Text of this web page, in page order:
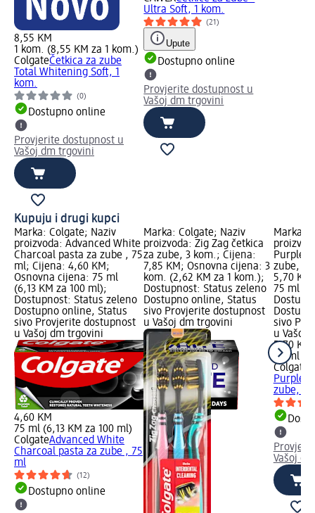
8,55 KM
1 kom. (8,55 KM za 1 kom.)
ColgateČetkica za zube
Total Whitening Soft, 1
kom.
(0)
Dostupno online
Provjerite dostupnost u
Vašoj dm trgovini
Ultra Soft, 1 kom.
(21)
Upute
Dostupno online
Provjerite dostupnost u
Vašoj dm trgovini
Kupuju i drugi kupci
Marka: Colgate; Naziv
proizvoda: Advanced White
Charcoal pasta za zube , 75
ml; Cijena: 4,60 KM;
Osnovna cijena: 75 ml
(6,13 KM za 100 ml);
Dostupnost: Status zeleno
Dostupno online, Status
sivo Provjerite dostupnost
u Vašoj dm trgovini
4,60 KM
75 ml (6,13 KM za 100 ml)
ColgateAdvanced White
Charcoal pasta za zube , 75
ml
(12)
Dostupno online
Marka: Colgate; Naziv
proizvoda: Zig Zag četkica
za zube, 3 kom.; Cijena:
7,85 KM; Osnovna cijena: 3
kom. (2,62 KM za 1 kom.);
Dostupnost: Status zeleno
Dostupno online, Status
sivo Provjerite dostupnost
u Vašoj dm trgovini
Marka:
Purple
zube,
5,70
75 ml
sivo
u Vašoj
5,70 KM
75 ml
Colgate
Purple
zube,
Vašoj